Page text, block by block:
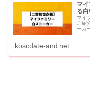
マ
る白
マイ
ご紹
ーカ
kosodate-and.net